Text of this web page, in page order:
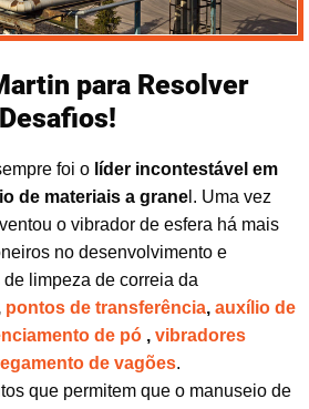
Biomassa
Fertilizantes
e Processamento de Alimentos
e Celulose
para Resolver
foi o líder incontestável em
de materiais a grane l. Uma vez
o vibrador de esfera há mais
no desenvolvimento e
limpeza de correia da
pontos de transferência, auxílio de
de pó , vibradores
de vagões.
que permitem que o manuseio de